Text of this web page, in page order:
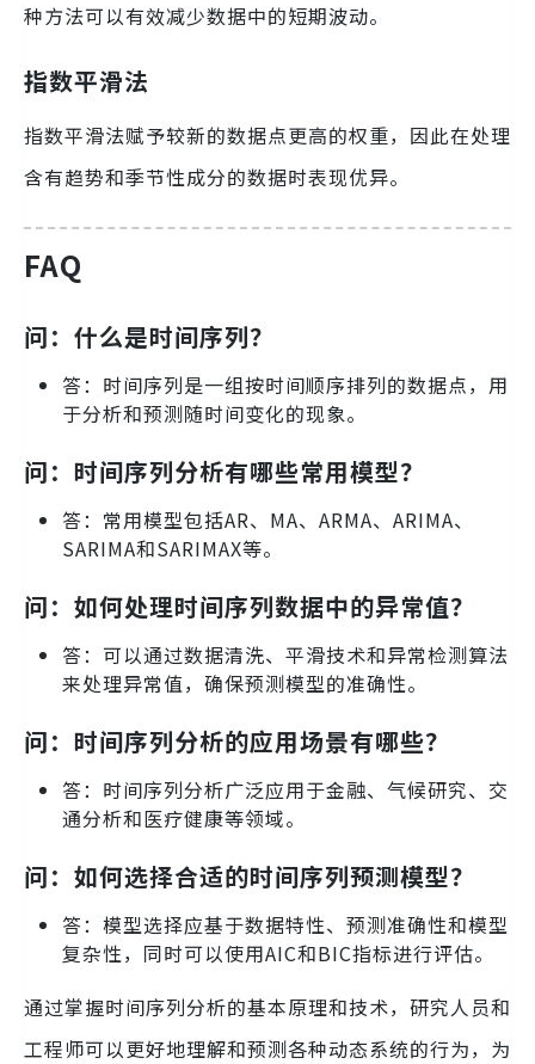
种方法可以有效减少数据中的短期波动。
指数平滑法
指数平滑法赋予较新的数据点更高的权重，因此在处理
含有趋势和季节性成分的数据时表现优异。
FAQ
问：什么是时间序列？
答：时间序列是一组按时间顺序排列的数据点，用
于分析和预测随时间变化的现象。
问：时间序列分析有哪些常用模型？
答：常用模型包括AR、MA、ARMA、ARIMA、
SARIMA和SARIMAX等。
问：如何处理时间序列数据中的异常值？
答：可以通过数据清洗、平滑技术和异常检测算法
来处理异常值，确保预测模型的准确性。
问：时间序列分析的应用场景有哪些？
答：时间序列分析广泛应用于金融、气候研究、交
通分析和医疗健康等领域。
问：如何选择合适的时间序列预测模型？
答：模型选择应基于数据特性、预测准确性和模型
复杂性，同时可以使用AIC和BIC指标进行评估。
通过掌握时间序列分析的基本原理和技术，研究人员和
工程师可以更好地理解和预测各种动态系统的行为，为